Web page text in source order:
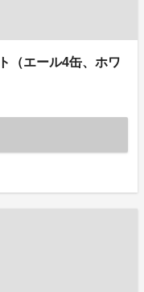
（エール4缶、ホワ